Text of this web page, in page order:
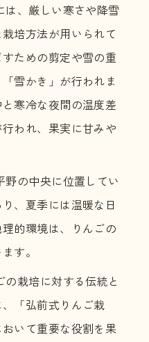
、厳しい寒さや降雪
培方法が用いられて
ための剪定や雪の重
雪かき」が行われま
寒冷な夜間の温度差
われ、果実に甘みや
の中央に位置してい
、夏季には温暖な日
的環境は、りんごの
す。
栽培に対する伝統と
「弘前式りんご栽
いて重要な役割を果